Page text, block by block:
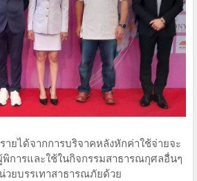
ายได้จากการบริจาคหลังหักค่าใช้จ่ายจะ
การและใช้ในกิจกรรมสาธารณกุศลอื่นๆ
วยบรรเทาสาธารณภัยด้วย